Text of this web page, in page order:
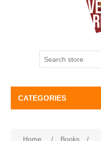
CATEGORIES
Home / Books /